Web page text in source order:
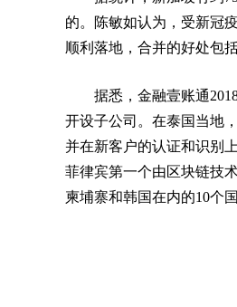
的。陈敏如认为，受新冠
顺利落地，合并的好处包
据悉，金融壹账通
开设子公司。在泰国当地
并在新客户的认证和识别
菲律宾第一个由区块链技
柬埔寨和韩国在内的10个